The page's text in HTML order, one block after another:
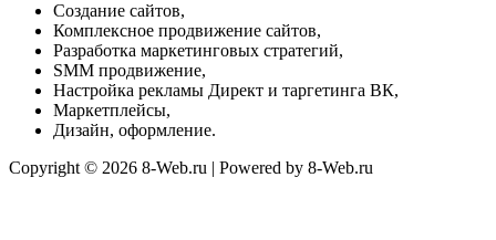
Создание сайтов,
Комплексное продвижение сайтов,
Разработка маркетинговых стратегий,
SMM продвижение,
Настройка рекламы Директ и таргетинга ВК,
Маркетплейсы,
Дизайн, оформление.
Copyright © 2026 8-Web.ru | Powered by 8-Web.ru